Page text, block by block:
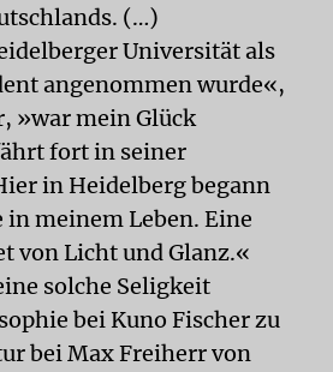
(…)
Universität als
angenommen wurde«,
»war mein Glück
fort in seiner
in Heidelberg begann
in meinem Leben. Eine
von Licht und Glanz.«
solche Seligkeit
bei Kuno Fischer zu
bei Max Freiherr von